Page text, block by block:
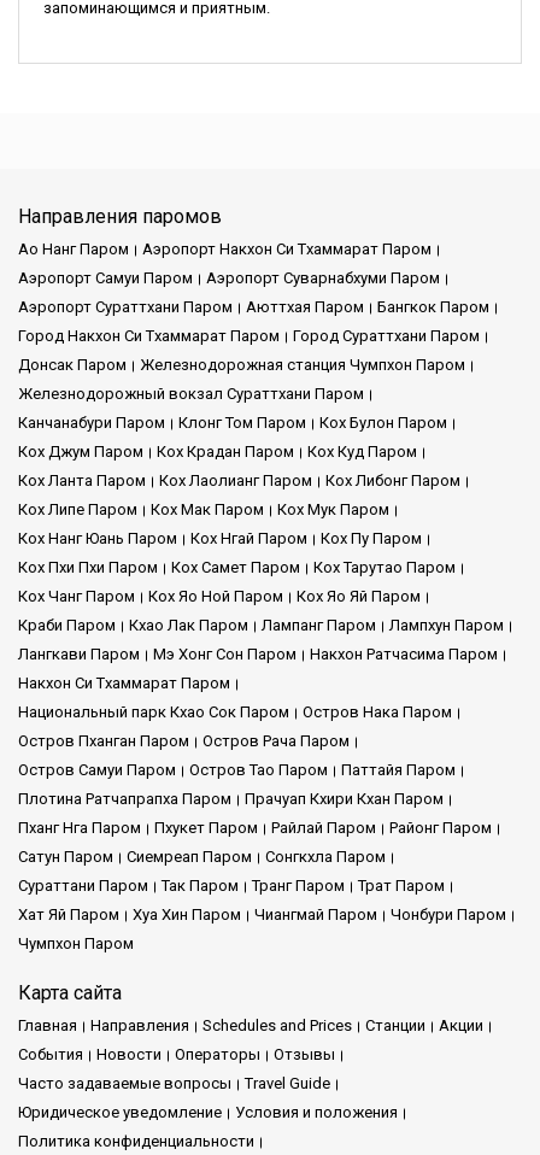
запоминающимся и приятным.
Направления паромов
Ао Нанг Паром
Аэропорт Накхон Си Тхаммарат Паром
Аэропорт Самуи Паром
Аэропорт Суварнабхуми Паром
Аэропорт Сураттхани Паром
Аюттхая Паром
Бангкок Паром
Город Накхон Си Тхаммарат Паром
Город Сураттхани Паром
Донсак Паром
Железнодорожная станция Чумпхон Паром
Железнодорожный вокзал Сураттхани Паром
Канчанабури Паром
Клонг Том Паром
Кох Булон Паром
Кох Джум Паром
Кох Крадан Паром
Кох Куд Паром
Кох Ланта Паром
Кох Лаолианг Паром
Кох Либонг Паром
Кох Липе Паром
Кох Мак Паром
Кох Мук Паром
Кох Нанг Юань Паром
Кох Нгай Паром
Кох Пу Паром
Кох Пхи Пхи Паром
Кох Самет Паром
Кох Тарутао Паром
Кох Чанг Паром
Кох Яо Ной Паром
Кох Яо Яй Паром
Краби Паром
Кхао Лак Паром Лампанг Паром
Лампхун Паром
Лангкави Паром
Мэ Хонг Сон Паром
Накхон Ратчасима Паром
Накхон Си Тхаммарат Паром
Национальный парк Кхао Сок Паром
Остров Нака Паром
Остров Пханган Паром
Остров Рача Паром
Остров Самуи Паром
Остров Тао Паром
Паттайя Паром
Плотина Ратчапрапха Паром
Прачуап Кхири Кхан Паром
Пханг Нга Паром
Пхукет Паром Райлай Паром
Районг Паром
Сатун Паром
Сиемреап Паром
Сонгкхла Паром
Сураттани Паром
Так Паром Транг Паром
Трат Паром
Хат Яй Паром
Хуа Хин Паром Чиангмай Паром
Чонбури Паром
Чумпхон Паром
Карта сайта
Главная Направления Schedules and Prices Cтанции
Акции
События
Новости Операторы
Отзывы
Часто задаваемые вопросы
Travel Guide
Юридическое уведомление
Условия и положения
Политика конфиденциальности